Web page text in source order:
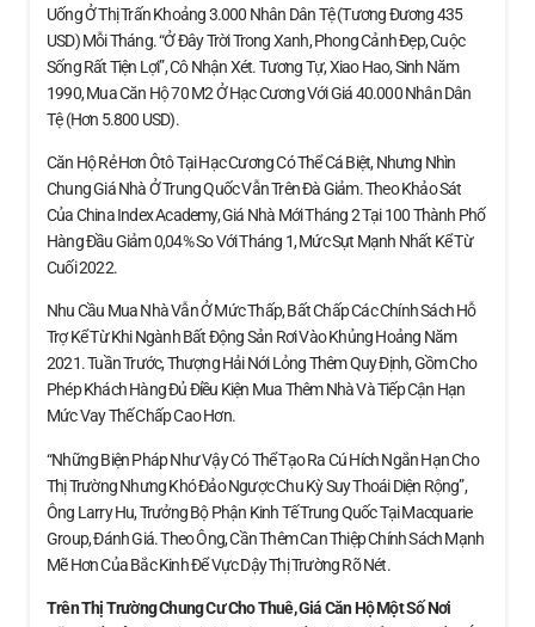
Uống Ở Thị Trấn Khoảng 3.000 Nhân Dân Tệ (tương Đương 435
USD) Mỗi Tháng. “Ở Đây Trời Trong Xanh, Phong Cảnh Đẹp, Cuộc
Sống Rất Tiện Lợi”, Cô Nhận Xét. Tương Tự, Xiao Hao, Sinh Năm
1990, Mua Căn Hộ 70 M2 Ở Hạc Cương Với Giá 40.000 Nhân Dân
Tệ (hơn 5.800 USD).
Căn Hộ Rẻ Hơn Ôtô Tại Hạc Cương Có Thể Cá Biệt, Nhưng Nhìn
Chung Giá Nhà Ở Trung Quốc Vẫn Trên Đà Giảm. Theo Khảo Sát
Của China Index Academy, Giá Nhà Mới Tháng 2 Tại 100 Thành Phố
Hàng Đầu Giảm 0,04% So Với Tháng 1, Mức Sụt Mạnh Nhất Kể Từ
Cuối 2022.
Nhu Cầu Mua Nhà Vẫn Ở Mức Thấp, Bất Chấp Các Chính Sách Hỗ
Trợ Kể Từ Khi Ngành Bất Động Sản Rơi Vào Khủng Hoảng Năm
2021. Tuần Trước, Thượng Hải Nới Lỏng Thêm Quy Định, Gồm Cho
Phép Khách Hàng Đủ Điều Kiện Mua Thêm Nhà Và Tiếp Cận Hạn
Mức Vay Thế Chấp Cao Hơn.
“Những Biện Pháp Như Vậy Có Thể Tạo Ra Cú Hích Ngắn Hạn Cho
Thị Trường Nhưng Khó Đảo Ngược Chu Kỳ Suy Thoái Diện Rộng”,
Ông Larry Hu, Trưởng Bộ Phận Kinh Tế Trung Quốc Tại Macquarie
Group, Đánh Giá. Theo Ông, Cần Thêm Can Thiệp Chính Sách Mạnh
Mẽ Hơn Của Bắc Kinh Để Vực Dậy Thị Trường Rõ Nét.
Trên Thị Trường Chung Cư Cho Thuê, Giá Căn HộMột Số Nơi